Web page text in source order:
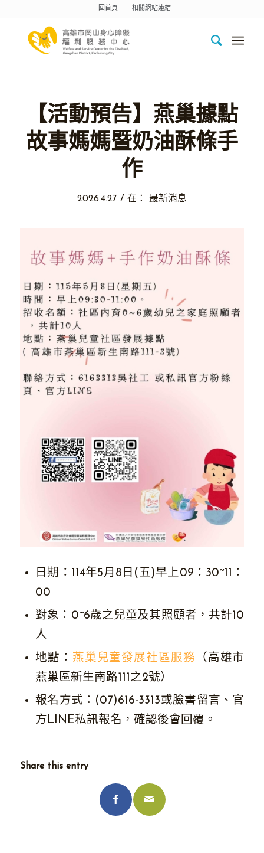
回首頁 相關網站連結
【活動預告】燕巢據點
故事媽媽暨奶油酥條手
作
2026.4.27 / 在： 最新消息
日期：114年5月8日(五)早上09：30~11：
00
對象：0~6歲之兒童及其照顧者，共計10
人
地點： 燕巢兒童發展社區服務 （高雄市
燕巢區新生南路111之2號）
報名方式：(07)616-3313或臉書留言、官
方LINE私訊報名，確認後會回覆。
Share this entry